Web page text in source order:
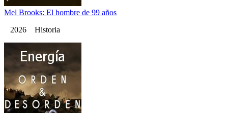
Mel Brooks: El hombre de 99 años
2026 Historia